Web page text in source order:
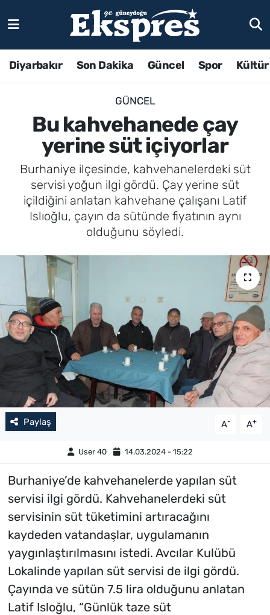
Diyarbakır Son Dakika Güncel Spor
GÜNCEL
Bu kahvehanede çay
yerine süt içiyorlar
Burhaniye ilçesinde, kahvehanelerdeki süt
servisi yoğun ilgi gördü. Çay yerine süt
içildiğini anlatan kahvehane çalışanı Latif
Islıoğlu, çayın da sütünde fiyatının aynı
olduğunu söyledi.
Paylaş A- A+
User 40 14.03.2024 - 15:22
Burhaniye’de kahvehanelerde yapılan süt
servisi ilgi gördü. Kahvehanelerdeki süt
servisinin süt tüketimini artıracağını
kaydeden vatandaşlar, uygulamanın
yaygınlaştırılmasını istedi. Avcılar Kulübü
Lokalinde yapılan süt servisi de ilgi gördü.
Çayında ve sütün 7.5 lira olduğunu anlatan
Latif Isloğlu, “Günlük taze süt